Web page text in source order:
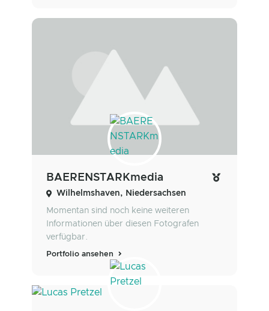
BAERENSTARKmedia
Wilhelmshaven, Niedersachsen
Momentan sind noch keine weiteren
Informationen über diesen Fotografen
verfügbar.
Portfolio ansehen